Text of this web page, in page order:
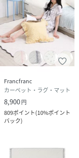
Francfranc
カーペット・ラグ・マット
8,900円
809ポイント(10%ポイント
バック)